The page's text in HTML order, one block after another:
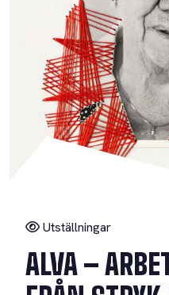
Utställningar
ALVA –